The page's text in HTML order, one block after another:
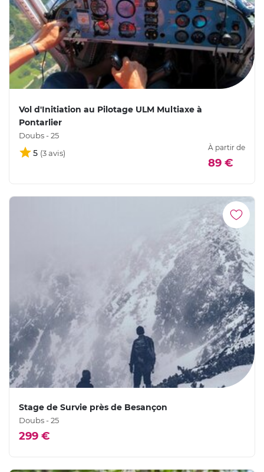
Vol d'Initiation au Pilotage ULM Multiaxe à
Pontarlier
Doubs - 25
5
À partir de
89 €
Stage de Survie près de Besançon
Doubs - 25
299 €